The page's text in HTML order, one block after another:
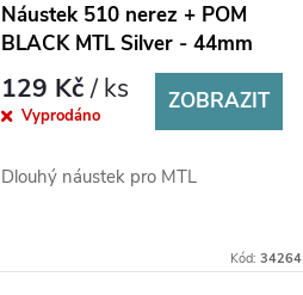
Náustek 510 nerez + POM
BLACK MTL Silver - 44mm
129 Kč/ ks
Vyprodáno
ZOBRAZIT
Dlouhý náustek pro MTL
Kód: 34264